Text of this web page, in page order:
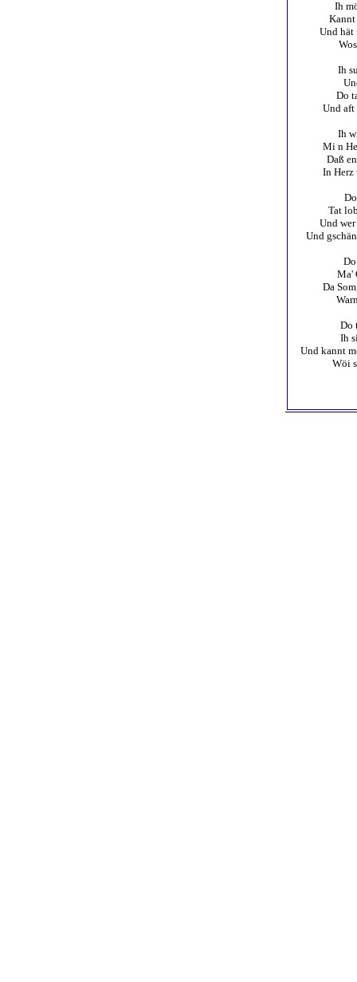
Ih
Kannt
Und hät
Ih
Do
Und
Ih
Mi n
Daß
In
Tat
Und
Und
Ma'
Da
Do
Ih
Und kannt
Wöi